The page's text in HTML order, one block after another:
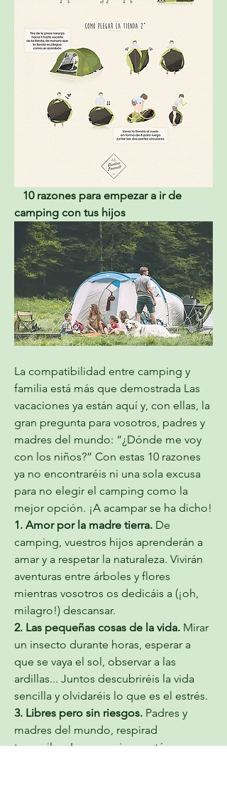
  10 razones para empezar a ir de
camping con tus hijos
La compatibilidad entre camping y
familia está más que demostrada Las
vacaciones ya están aquí y, con ellas, la
gran pregunta para vosotros, padres y
madres del mundo: “¿Dónde me voy
con los niños?” Con estas 10 razones
ya no encontraréis ni una sola excusa
para no elegir el camping como la
mejor opción. ¡A acampar se ha dicho!
1. Amor por la madre tierra. De
camping, vuestros hijos aprenderán a
amar y a respetar la naturaleza. Vivirán
aventuras entre árboles y flores
mientras vosotros os dedicáis a (¡oh,
milagro!) descansar.
2. Las pequeñas cosas de la vida. Mirar
un insecto durante horas, esperar a
que se vaya el sol, observar a las
ardillas... Juntos descubriréis la vida
sencilla y olvidaréis lo que es el estrés.
3. Libres pero sin riesgos. Padres y
madres del mundo, respirad
tranquilos. Los campings están